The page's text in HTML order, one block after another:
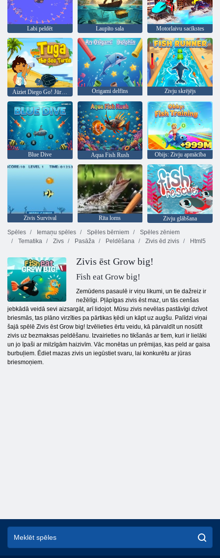
Labi peldēt Laupīto sala Motorlaivu sacīkstes
Origami delfīns Zivju skrējējs
Blue Dive Aqua Fish Rush Obijs: Zivju apmācība
Zivis Survival Rīta loms
Zivju glābšana
Spēles
Iemaņu spēles Spēles bērniem
Spēles zēniem
Tematika
Zivs Pasāža Peldēšana Zivis ēd zivis Html5
Zivis ēst Grow big!
Fish eat Grow big!
Zemūdens pasaulē ir viņu likumi, un tie dažreiz ir
nežēlīgi. Pļāpīgas zivis ēst maz, un tās cenšas
jebkādā veidā sevi aizsargāt, arī lidojot. Mūsu zivis nevēlas pastāvīgi dzīvot
briesmās, tas plāno virzīties pa pārtikas ķēdi un kāpt uz augšu. Palīdzi viņai
šajā spēlē Zivis ēst Grow big! Izvēlieties ērtu veidu, kā pārvaldīt un nosūtīt
zivis uz bezmaksas peldēšanu. Izvairieties no tikšanās ar tiem, kuri ir lielāki
un jo īpaši ar milzīgām haizivīm. Vāc monētas un prēmijas, kas peld ar gaisa
burbuļiem. Ēdiet mazas zivis un iegūstiet svaru, lai konkurētu ar jūras
briesmoņiem.